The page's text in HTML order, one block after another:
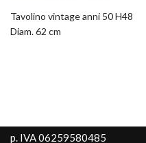
Tavolino vintage anni 50 H48
Diam. 62 cm
p. IVA 06259580485